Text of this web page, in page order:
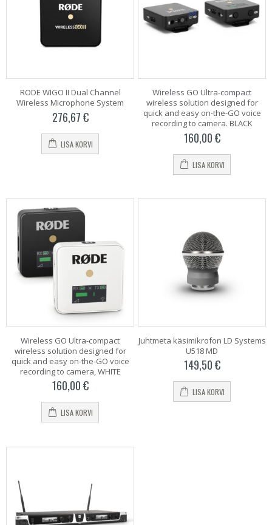
RODE WIGO II Dual Channel
Wireless Microphone System
276,67€
LISA KORVI
Wireless GO Ultra-compact
wireless solution designed for
quick and easy on-the-GO voice
recording to camera. BLACK
160,00€
LISA KORVI
Wireless GO Ultra-compact
wireless solution designed for
quick and easy on-the-GO voice
recording to camera, WHITE
160,00€
LISA KORVI
Juhtmeta käsimikrofon LD Systems
U518 MD
149,50€
LISA KORVI